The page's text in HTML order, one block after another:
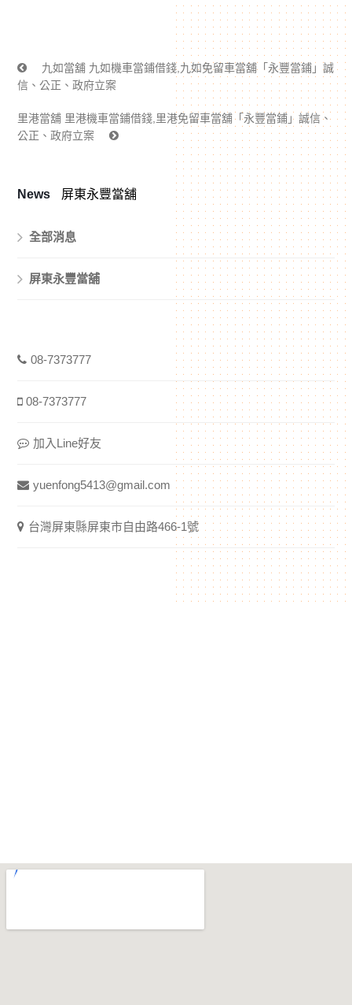
九如當舖 九如機車當鋪借錢,九如免留車當舖「永豐當鋪」誠
信、公正、政府立案
里港當舖 里港機車當鋪借錢,里港免留車當舖「永豐當鋪」誠信、
公正、政府立案
News 屏東永豐當舖
全部消息
屏東永豐當舖
08-7373777
08-7373777
加入Line好友
yuenfong5413@gmail.com
台灣屏東縣屏東市自由路466-1號